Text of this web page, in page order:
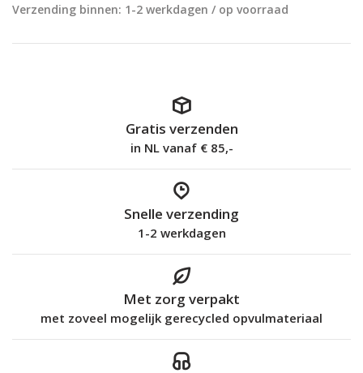
Verzending binnen: 1-2 werkdagen / op voorraad
Gratis verzenden
in NL vanaf € 85,-
Snelle verzending
1-2 werkdagen
Met zorg verpakt
met zoveel mogelijk gerecycled opvulmateriaal